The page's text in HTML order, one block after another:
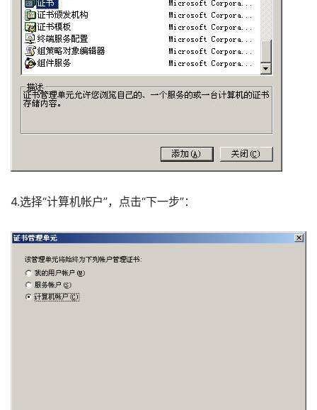
4.选择“计算机帐户”，点击“下一步”：